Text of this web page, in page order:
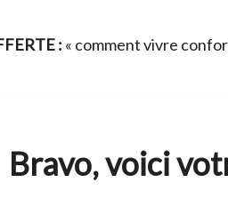
: « comment vivre
Bravo, voici